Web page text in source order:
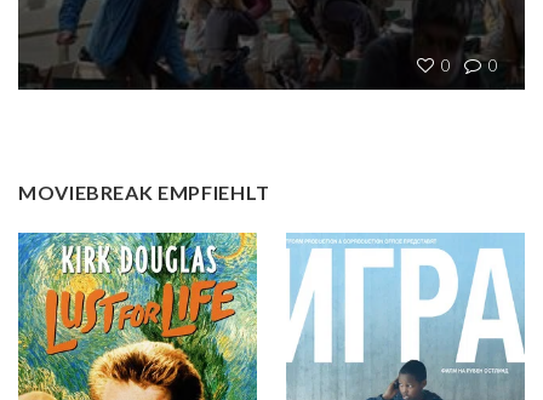
0 0
MOVIEBREAK EMPFIEHLT